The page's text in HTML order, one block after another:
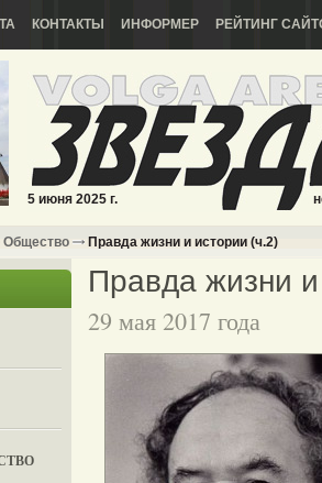
КОНТАКТЫ ИНФОРМЕР РЕЙТИНГ
5 июня 2025 г.
Общество Правда жизни и истории (ч.2)
Правда жизни
29 мая 2017 года